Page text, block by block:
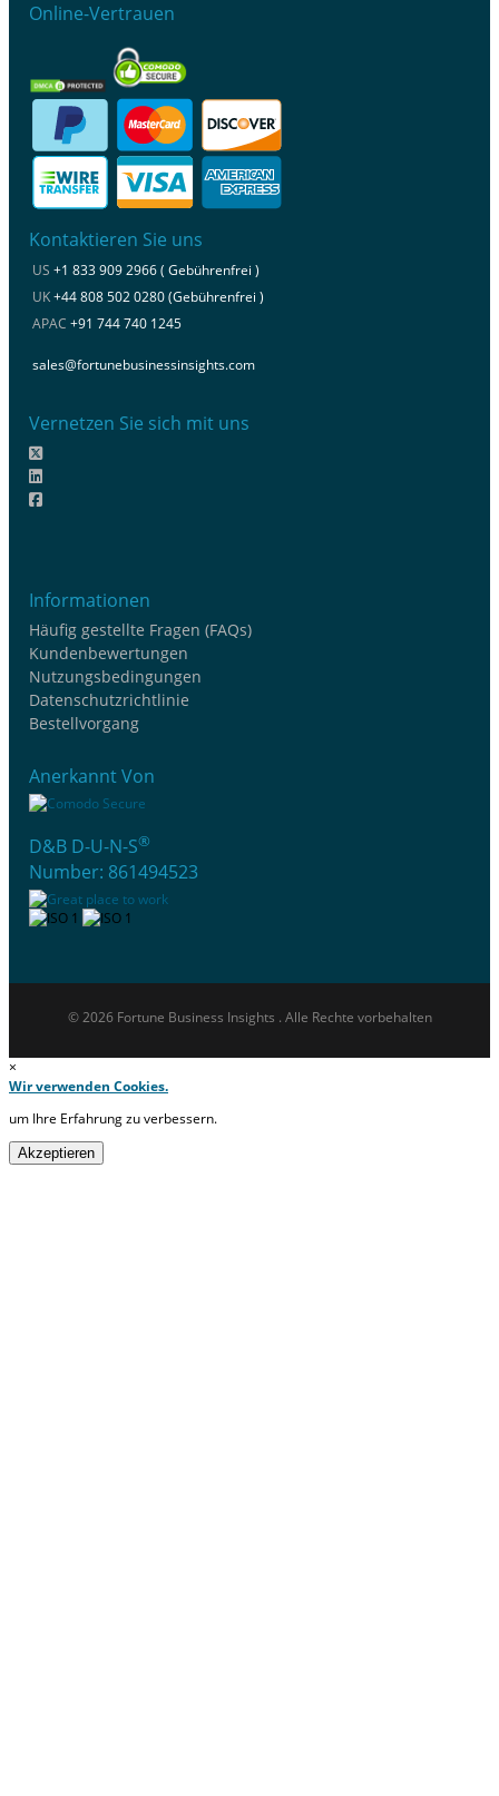
Online-Vertrauen
Kontaktieren Sie uns
US +1 833 909 2966 ( Gebührenfrei )
UK+44 808 502 0280 (Gebührenfrei )
APAC +91 744 740 1245
sales@fortunebusinessinsights.com
Vernetzen Sie sich mit uns
Informationen
Häufig gestellte Fragen (FAQs)
Kundenbewertungen
Nutzungsbedingungen
Datenschutzrichtlinie
Bestellvorgang
Anerkannt Von
D&B D-U-N-S®
Number: 861494523
© 2026 Fortune Business Insights . Alle Rechte vorbehalten
×
Wir verwenden Cookies.
um Ihre Erfahrung zu verbessern.
Akzeptieren